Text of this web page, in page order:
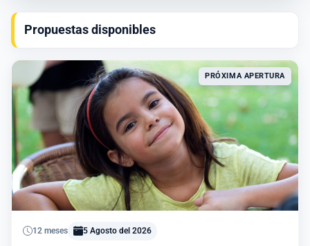
Propuestas disponibles
PRÓXIMA APERTURA
12 meses 5 Agosto del 2026